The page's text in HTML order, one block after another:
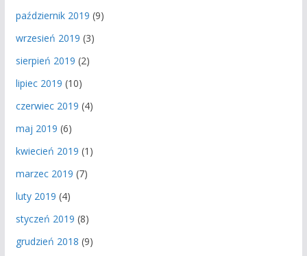
październik 2019 (9)
wrzesień 2019 (3)
sierpień 2019 (2)
lipiec 2019 (10)
czerwiec 2019 (4)
maj 2019 (6)
kwiecień 2019 (1)
marzec 2019 (7)
luty 2019 (4)
styczeń 2019 (8)
grudzień 2018 (9)